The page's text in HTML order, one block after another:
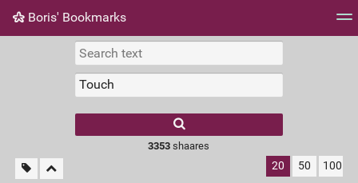
Boris' Bookmarks
Picture wall
3353 shaares
20 50 100